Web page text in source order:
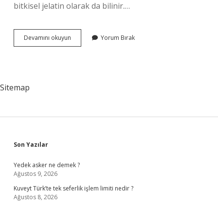
bitkisel jelatin olarak da bilinir.…
Devamını okuyun
Agar
Yorum Bırak
Sitemap
Sidebar
Son Yazılar
Yedek asker ne demek ?
Ağustos 9, 2026
Kuveyt Türk’te tek seferlik işlem limiti nedir ?
Ağustos 8, 2026